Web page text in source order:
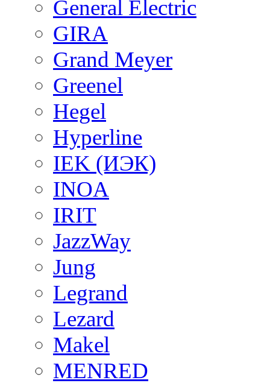
General Electric
GIRA
Grand Meyer
Greenel
Hegel
Hyperline
IEK (ИЭК)
INOA
IRIT
JazzWay
Jung
Legrand
Lezard
Makel
MENRED